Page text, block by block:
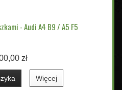
- Audi A4 B9 / A5 F5
zł
Więcej